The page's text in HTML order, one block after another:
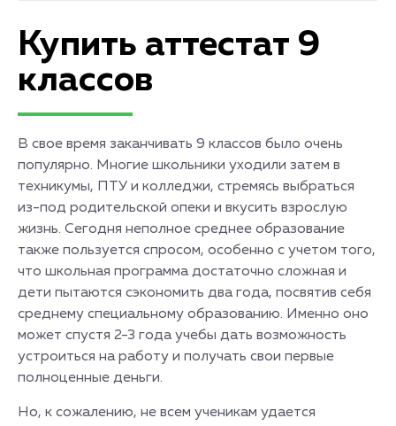
Купить аттестат 9
классов
В свое время заканчивать 9 классов было очень
популярно. Многие школьники уходили затем в
техникумы, ПТУ и колледжи, стремясь выбраться
из-под родительской опеки и вкусить взрослую
жизнь. Сегодня неполное среднее образование
также пользуется спросом, особенно с учетом того,
что школьная программа достаточно сложная и
дети пытаются сэкономить два года, посвятив себя
среднему специальному образованию. Именно оно
может спустя 2-3 года учебы дать возможность
устроиться на работу и получать свои первые
полноценные деньги.
Но, к сожалению, не всем ученикам удается